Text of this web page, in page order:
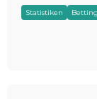
Statistiken